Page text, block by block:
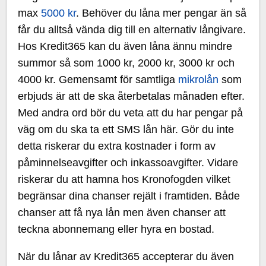
max5000 kr. Behöver du låna mer pengar än så
får du alltså vända dig till en alternativ långivare.
Hos Kredit365 kan du även låna ännu mindre
summor så som 1000 kr, 2000 kr, 3000 kr och
4000 kr. Gemensamt för samtliga mikrolån som
erbjuds är att de ska återbetalas månaden efter.
Med andra ord bör du veta att du har pengar på
väg om du ska ta ett SMS lån här. Gör du inte
detta riskerar du extra kostnader i form av
påminnelseavgifter och inkassoavgifter. Vidare
riskerar du att hamna hos Kronofogden vilket
begränsar dina chanser rejält i framtiden. Både
chanser att få nya lån men även chanser att
teckna abonnemang eller hyra en bostad.
När du lånar av Kredit365 accepterar du även